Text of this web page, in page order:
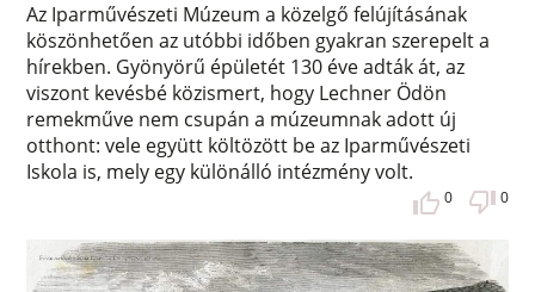
Az Iparművészeti Múzeum a közelgő felújításának
köszönhetően az utóbbi időben gyakran szerepelt a
hírekben. Gyönyörű épületét 130 éve adták át, az
viszont kevésbé közismert, hogy Lechner Ödön
remekműve nem csupán a múzeumnak adott új
otthont: vele együtt költözött be az Iparművészeti
Iskola is, mely egy különálló intézmény volt.
0 0